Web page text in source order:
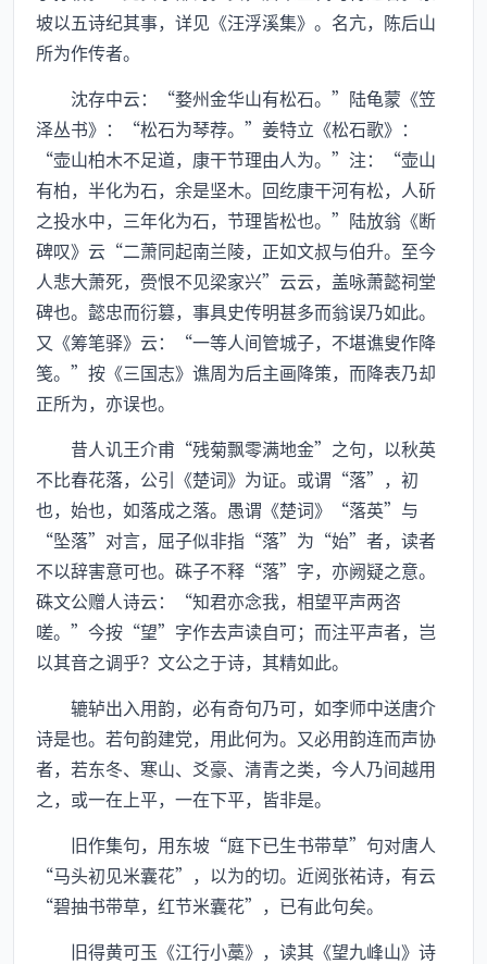
坡以五诗纪其事，详见《汪浮溪集》。名亢，陈后山
所为作传者。
沈存中云：“婺州金华山有松石。”陆龟蒙《笠
泽丛书》：“松石为琴荐。”姜特立《松石歌》：
“壶山柏木不足道，康干节理由人为。”注：“壶山
有柏，半化为石，余是坚木。回纥康干河有松，人斫
之投水中，三年化为石，节理皆松也。”陆放翁《断
碑叹》云“二萧同起南兰陵，正如文叔与伯升。至今
人悲大萧死，赍恨不见梁家兴”云云，盖咏萧懿祠堂
碑也。懿忠而衍篡，事具史传明甚多而翁误乃如此。
又《筹笔驿》云：“一等人间管城子，不堪谯叟作降
笺。”按《三国志》谯周为后主画降策，而降表乃却
正所为，亦误也。
昔人讥王介甫“残菊飘零满地金”之句，以秋英
不比春花落，公引《楚词》为证。或谓“落”，初
也，始也，如落成之落。愚谓《楚词》“落英”与
“坠落”对言，屈子似非指“落”为“始”者，读者
不以辞害意可也。硃子不释“落”字，亦阙疑之意。
硃文公赠人诗云：“知君亦念我，相望平声两咨
嗟。”今按“望”字作去声读自可；而注平声者，岂
以其音之调乎？文公之于诗，其精如此。
辘轳出入用韵，必有奇句乃可，如李师中送唐介
诗是也。若句韵建党，用此何为。又必用韵连而声协
者，若东冬、寒山、爻豪、清青之类，今人乃间越用
之，或一在上平，一在下平，皆非是。
旧作集句，用东坡“庭下已生书带草”句对唐人
“马头初见米囊花”，以为的切。近阅张祐诗，有云
“碧抽书带草，红节米囊花”，已有此句矣。
旧得黄可玉《江行小藁》，读其《望九峰山》诗